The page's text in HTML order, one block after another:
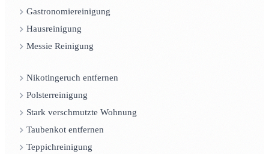
Gastronomiereinigung
Hausreinigung
Messie Reinigung
Nikotingeruch entfernen
Polsterreinigung
Stark verschmutzte Wohnung
Taubenkot entfernen
Teppichreinigung